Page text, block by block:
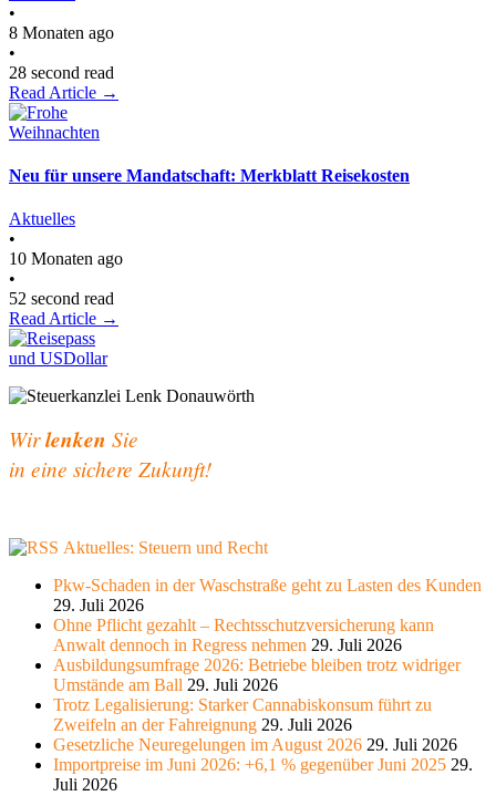
•
8 Monaten ago
•
28 second read
Read Article →
Neu für unsere Mandatschaft: Merkblatt Reisekosten
Aktuelles
•
10 Monaten ago
•
52 second read
Read Article →
Wirlenken Sie
in eine sichere Zukunft!
Aktuelles: Steuern und Recht
Pkw-Schaden in der Waschstraße geht zu Lasten des Kunden
29. Juli 2026
Ohne Pflicht gezahlt – Rechtsschutzversicherung kann
Anwalt dennoch in Regress nehmen 29. Juli 2026
Ausbildungsumfrage 2026: Betriebe bleiben trotz widriger
Umstände am Ball 29. Juli 2026
Trotz Legalisierung: Starker Cannabiskonsum führt zu
Zweifeln an der Fahreignung 29. Juli 2026
Gesetzliche Neuregelungen im August 2026 29. Juli 2026
Importpreise im Juni 2026: +6,1 % gegenüber Juni 2025 29.
Juli 2026